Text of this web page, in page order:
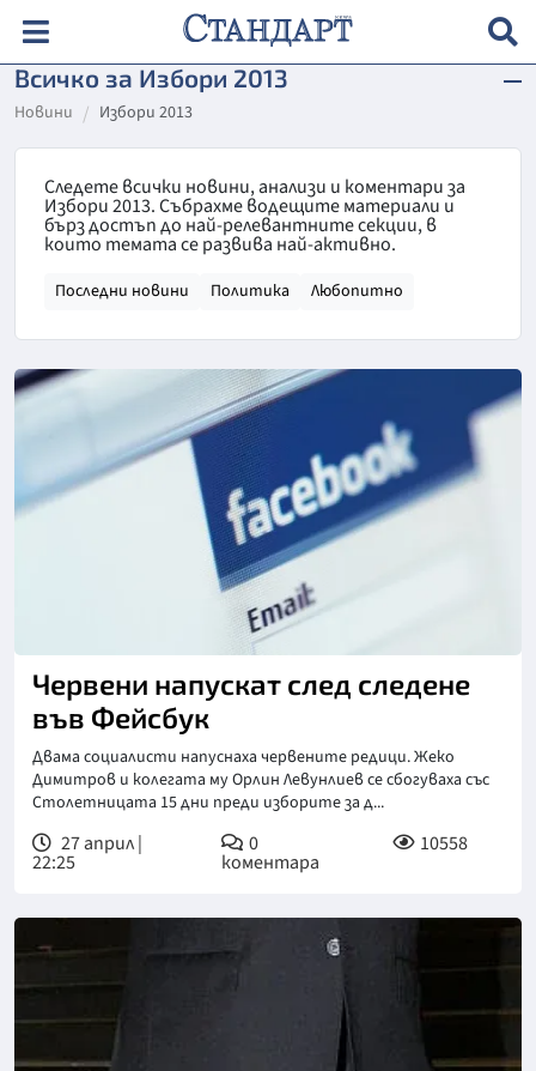
Всичко за Избори 2013
Новини Избори 2013
Следете всички новини, анализи и коментари за
Избори 2013. Събрахме водещите материали и
бърз достъп до най-релевантните секции, в
които темата се развива най-активно.
Последни новини Политика Любопитно
Червени напускат след следене
във Фейсбук
Двама социалисти напуснаха червените редици. Жеко
Димитров и колегата му Орлин Левунлиев се сбогуваха със
Столетницата 15 дни преди изборите за д...
27 април |
22:25
0
коментара
10558